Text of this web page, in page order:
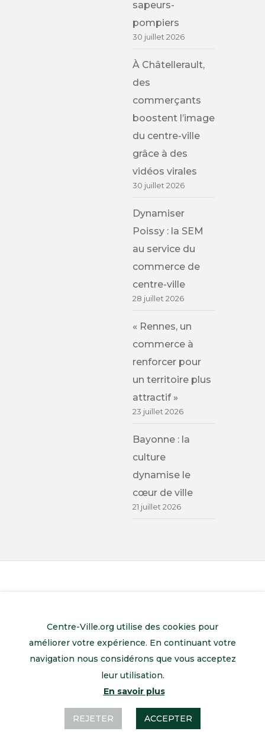
sapeurs-
pompiers
30 juillet 2026
À Châtellerault,
des
commerçants
boostent l’image
du centre-ville
grâce à des
vidéos virales
30 juillet 2026
Dynamiser
Poissy : la SEM
au service du
commerce de
centre-ville
28 juillet 2026
« Rennes, un
commerce à
renforcer pour
un territoire plus
attractif »
23 juillet 2026
Bayonne : la
culture
dynamise le
cœur de ville
21 juillet 2026
Mentions légales
Centre-Ville.org utilise des cookies pour
améliorer votre expérience. En continuant votre
navigation nous considérons que vous acceptez
leur utilisation.
En savoir plus
REJETER ACCEPTER